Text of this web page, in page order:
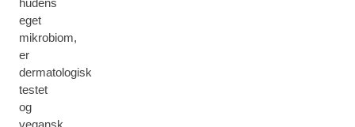
hudens
eget
mikrobiom,
er
dermatologisk
testet
og
vegansk.